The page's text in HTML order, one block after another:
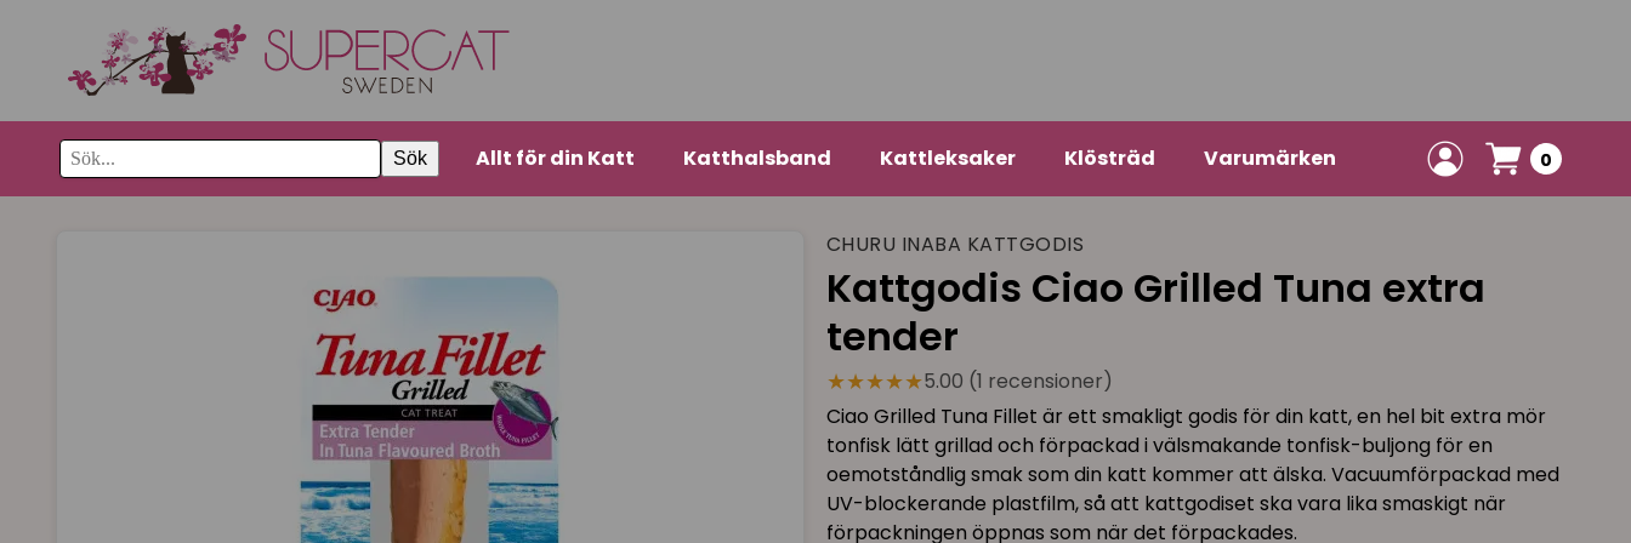
Sök Allt för din Katt Katthalsband Kattleksaker Klösträd Varumärken 0
CHURU INABA KATTGODIS
Kattgodis Ciao Grilled Tuna extra
tender
★★★★★5.00 (1 recensioner)
Ciao Grilled Tuna Fillet är ett smakligt godis för din katt, en hel bit extra mör
tonfisk lätt grillad och förpackad i välsmakande tonfisk-buljong för en
oemotståndlig smak som din katt kommer att älska. Vacuumförpackad med
UV-blockerande plastfilm, så att kattgodiset ska vara lika smaskigt när
förpackningen öppnas som när det förpackades.